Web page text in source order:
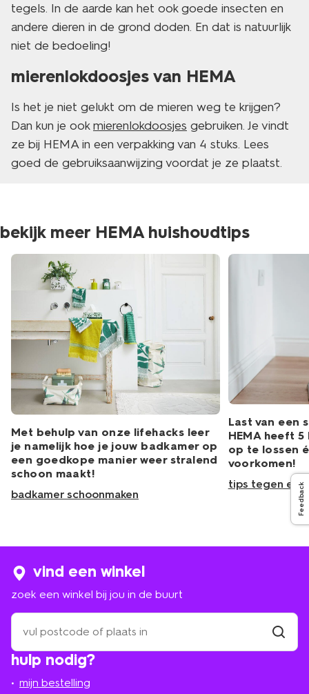
tegels. In de aarde kan het ook goede insecten en
andere dieren in de grond doden. En dat is natuurlijk
niet de bedoeling!
mierenlokdoosjes van HEMA
Is het je niet gelukt om de mieren weg te krijgen?
Dan kun je ookmierenlokdoosjes gebruiken. Je vindt
ze bij HEMA in een verpakking van 4 stuks. Lees
goed de gebruiksaanwijzing voordat je ze plaatst.
bekijk meer HEMA huishoudtips
Met behulp van onze lifehacks leer
je namelijk hoe je jouw badkamer op
een goedkope manier weer stralend
schoon maakt!
badkamer schoonmaken
Last van een
HEMA heeft
op te lossen
voorkomen!
tips tegen
hulp nodig?
mijn bestelling
vind een winkel
zoek een winkel bij jou in de buurt
zoek
een
winkel
bij
in
Feedback